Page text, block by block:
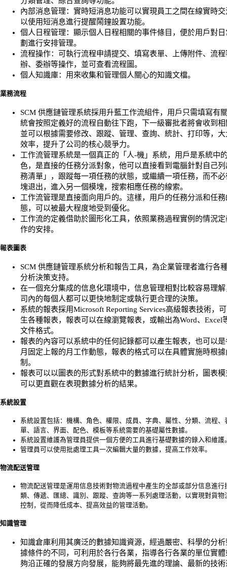
內部消息管理：實時短消息功能可以實現員工之間在線實時
以使用短消息進行提醒鬧鐘設置功能。
個人日程管理：顯示個人日程相關的事件條目，便於用戶對
劃進行安排管理。
流程操作：可執行流程申請提交、填寫表單、上傳附件、流
辦、委辦等操作，並可查看流程圖。
個人知識庫：用來收集和管理個人關心的知識文檔。
業務流程
SCM 供應鏈管理系統採用升藍工作流組件，用戶只需填寫有
統會按照定義好的流程自動往下跑，下一級審批者將會收到
並可以根據需要修改、跟蹤、管理、查詢、統計、打印等，
效率，提升了公司的核心競爭力。
工作流管理系統是一個真正的「人-機」系統，用戶是系統中
色，是直接的任務分派對象，他可以直接看到電腦針對自己
務清單」，跟蹤每一項任務的狀態，或繼續一項任務，而不
塊退出，進入另一個模塊，搜索相應任務的線索。
工作流管理是直接面向用戶的。這樣，用戶的任務分派和任
態，可以被最大程度地受到優化。
工作流的定義借助於圖形化工具，依照業務過程實例的情況
作的安排。
報表圖表
SCM 供應鏈管理系統分析和報告工具，為企業管理者進行各
分析決策支持。
在一個充分集成的信息化環境中，信息管理相對比較容易理
司內的每個人都可以更快地制定或執行更合理的決策。
系統的報表採用Microsoft Reporting Services高級報表技術，
生各種報表，報表可以在線瀏覽報表，或輸出為Word、Excel
文件格式。
報表的內容可以系統中的任何記錄都可以產生報表，也可以
月固定上報的月工作動態，報表的格式可以在具體實施時根
制。
報表可以以圖表的形式對系統中的數據進行統計分析，圖表
可以更直觀在表現數據分析的結果。
系統設置
系統設置包括：機構、角色、權限、成員、字典、屬性、分類、流程、
單、語言、界面、配色、模板等系統需要的基礎屬性數據。
系統設置維護為管理員提供一個方便的工具進行基礎數據的錄入和維護
管理員可以使用批處理工具一次編輯大量的數據，提高工作效率。
物流配送管理
物流配送管理是運用信息技術對物流過程中產生的全部或部分信息進行
類、傳遞、匯總、識別、跟蹤、查詢等一系列處理活動，以實現對貨物
控制，從而降低成本、提高效益的管理活動。
知識管理
知識倉庫利用其廣泛的數據知識資源，經過嚴密、科學的分
據條件的不同，可利用於各行各業，指導各行各業的單位實
夠沿正確的發展方向發展，能夠將最先進的理論、最新的技